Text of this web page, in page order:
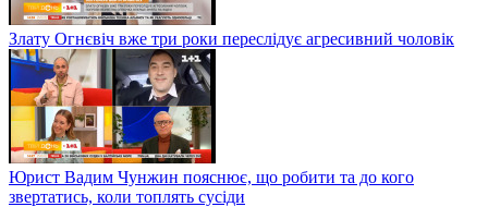
Злату Огнєвіч вже три роки переслідує агресивний чоловік
Юрист Вадим Чунжин пояснює, що робити та до кого
звертатись, коли топлять сусіди